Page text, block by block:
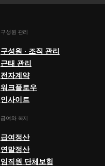
구성원 관리
구성원 · 조직 관리
근태 관리
전자계약
워크플로우
인사이트
급여와 복지
급여정산
연말정산
임직원 단체보험